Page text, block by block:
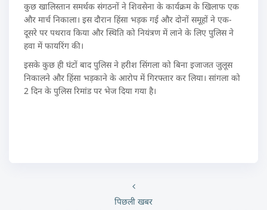
कुछ खालिस्तान समर्थक संगठनों ने शिवसेना के कार्यक्रम के खिलाफ एक
और मार्च निकाला। इस दौरान हिंसा भड़क गई और दोनों समूहों ने एक-
दूसरे पर पथराव किया और स्थिति को नियंत्रण में लाने के लिए पुलिस ने
हवा में फायरिंग की।
इसके कुछ ही घंटों बाद पुलिस ने हरीश सिंगला को बिना इजाजत जुलूस
निकालने और हिंसा भड़काने के आरोप में गिरफ्तार कर लिया। सांगला को
2 दिन के पुलिस रिमांड पर भेज दिया गया है।
पिछली खबर